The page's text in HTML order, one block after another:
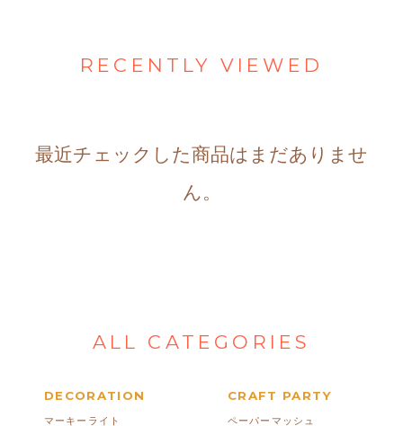
RECENTLY VIEWED
最近チェックした商品はまだありませ
ん。
ALL CATEGORIES
DECORATION
マーキーライト
CRAFT PARTY
ペーパーマッシュ